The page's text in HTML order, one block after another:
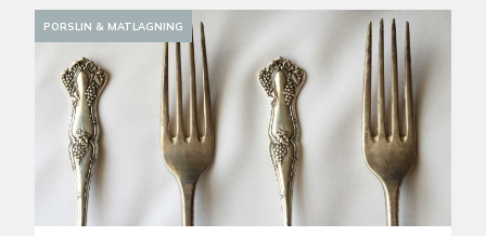
PORSLIN & MATLAGNING